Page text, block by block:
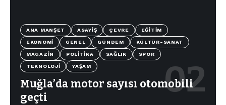
ANA MANŞET ASAYIŞ ÇEVRE EĞITIM
EKONOMI GENEL GÜNDEM KÜLTÜR-SANAT
MAGAZIN POLITIKA SAĞLIK SPOR
TEKNOLOJI YAŞAM
Muğla’da motor sayısı otomobili
geçti